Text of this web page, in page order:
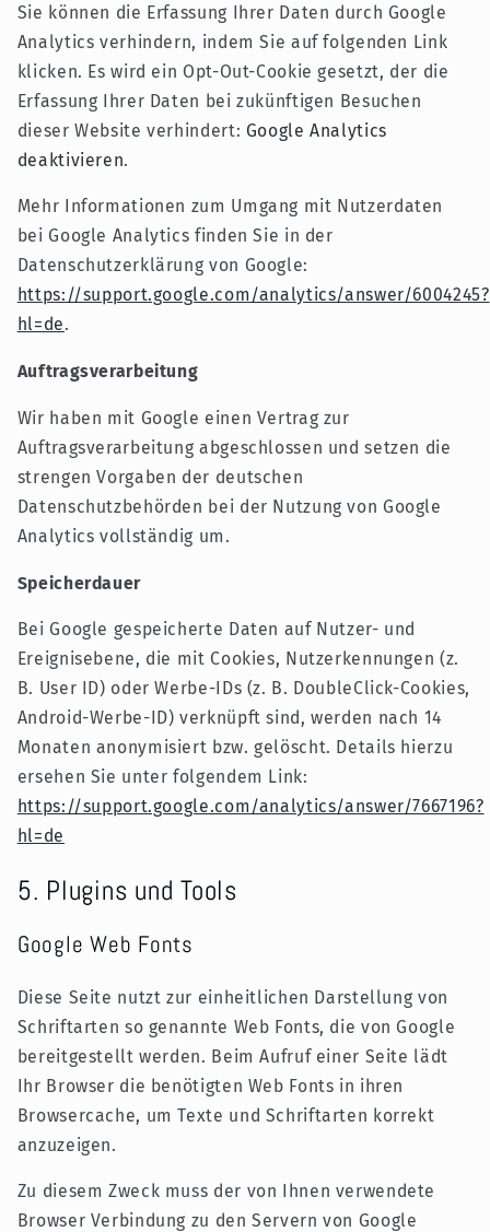
Sie können die Erfassung Ihrer Daten durch Google
Analytics verhindern, indem Sie auf folgenden Link
klicken. Es wird ein Opt-Out-Cookie gesetzt, der die
Erfassung Ihrer Daten bei zukünftigen Besuchen
dieser Website verhindert: Google Analytics
deaktivieren.
Mehr Informationen zum Umgang mit Nutzerdaten
bei Google Analytics finden Sie in der
Datenschutzerklärung von Google:
https://support.google.com/analytics/answer/6004245?
hl=de.
Auftragsverarbeitung
Wir haben mit Google einen Vertrag zur
Auftragsverarbeitung abgeschlossen und setzen die
strengen Vorgaben der deutschen
Datenschutzbehörden bei der Nutzung von Google
Analytics vollständig um.
Speicherdauer
Bei Google gespeicherte Daten auf Nutzer- und
Ereignisebene, die mit Cookies, Nutzerkennungen (z.
B. User ID) oder Werbe-IDs (z. B. DoubleClick-Cookies,
Android-Werbe-ID) verknüpft sind, werden nach 14
Monaten anonymisiert bzw. gelöscht. Details hierzu
ersehen Sie unter folgendem Link:
https://support.google.com/analytics/answer/7667196?
hl=de
5. Plugins und Tools
Google Web Fonts
Diese Seite nutzt zur einheitlichen Darstellung von
Schriftarten so genannte Web Fonts, die von Google
bereitgestellt werden. Beim Aufruf einer Seite lädt
Ihr Browser die benötigten Web Fonts in ihren
Browsercache, um Texte und Schriftarten korrekt
anzuzeigen.
Zu diesem Zweck muss der von Ihnen verwendete
Browser Verbindung zu den Servern von Google